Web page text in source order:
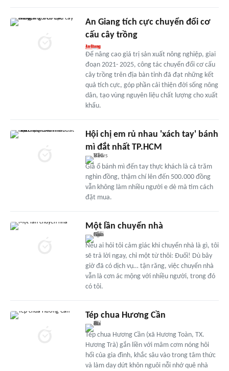
An Giang tích cực chuyển đổi cơ
cấu cây trồng
Để nâng cao giá trị sản xuất nông nghiệp, giai
đoạn 2021- 2025, công tác chuyển đổi cơ cấu
cây trồng trên địa bàn tỉnh đã đạt những kết
quả tích cực, góp phần cải thiện đời sống nông
dân, tạo vùng nguyên liệu chất lượng cho xuất
khẩu.
Hội chị em rủ nhau 'xách tay' bánh
mì đắt nhất TP.HCM
Giá ổ bánh mì đến tay thực khách là cả trăm
nghìn đồng, thậm chí lên đến 500.000 đồng
vẫn không làm nhiều người e dè mà tìm cách
đặt mua.
Một lần chuyển nhà
Nếu ai hỏi tôi cảm giác khi chuyển nhà là gì, tôi
sẽ trả lời ngay, chỉ một từ thôi: Đuối! Dù bây
giờ đã có dịch vụ… tận răng, việc chuyển nhà
vẫn là cơn ác mộng với nhiều người, trong đó
có tôi.
Tép chua Hương Cần
Tép chua Hương Cần (xã Hương Toàn, TX.
Hương Trà) gắn liền với mâm cơm nóng hôi
hổi của gia đình, khắc sâu vào trong tâm thức
và làm day dứt khôn nguôi nỗi nhớ quê nhà